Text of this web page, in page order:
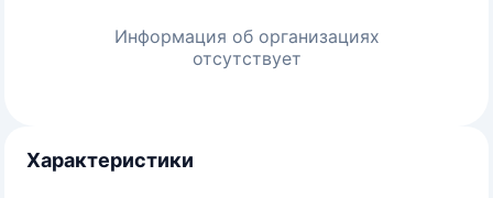
Информация об организациях
отсутствует
Характеристики